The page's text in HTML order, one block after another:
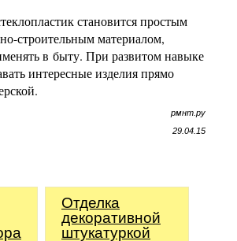
становится простым
строительным материалом,
в быту. При развитом навыке
интересные изделия прямо
рмнт.ру
29.04.15
Отделка
декоративной
штукатуркой